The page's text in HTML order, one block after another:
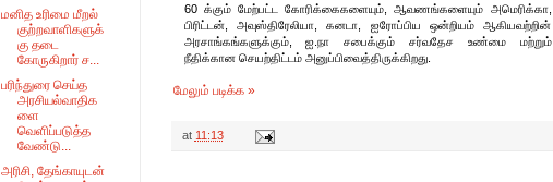
60 க்கும் மேற்பட்ட கோரிக்கைகளையும், ஆவணங்களையும் அமெரிக்கா,
பிரிட்டன், அவுஸ்திரேலியா, கனடா, ஐரோப்பிய ஒன்றியம் ஆகியவற்றின்
அரசாங்கங்களுக்கும், ஐ.நா சபைக்கும் சர்வதேச உண்மை மற்றும்
நீதிக்கான செயற்திட்டம் அனுப்பிவைத்திருக்கிறது.
மேலும் படிக்க »
at 11:13
மனித உரிமை மீறல்
குற்றவாளிகளுக்
கு தடை
கோருகிறார் ச...
பரிந்துரை செய்த
அரசியல்வாதிக
ளை
வெளிப்படுத்த
வேண்டு...
அரிசி, தேங்காயுடன்